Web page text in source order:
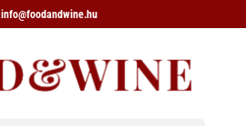
info@foodandwine.hu